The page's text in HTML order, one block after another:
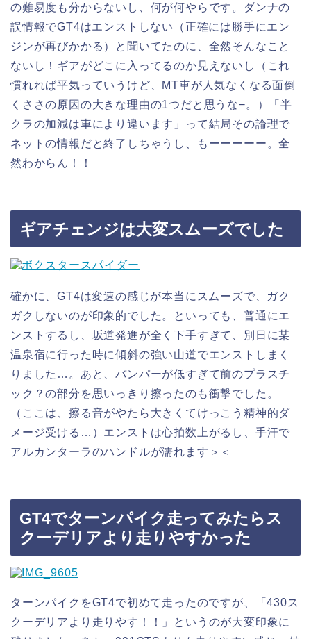
の難易度も分からないし、何が何やらです。ダンナの
誤情報でGT4はエンストしない（正確には勝手にエン
ジンが再びかかる）と聞いてたのに、全然そんなこと
ないし！ギアがどこに入ってるのか見えないし（これ
慣れれば平気っていうけど、MT車が人気なくなる面倒
くささの原因の大きな理由の1つだと思うな−。）「半
クラの加減は車により違います」って結局その論理で
ネットの情報だと終了しちゃうし、もーーーーー。全
然わからん！！
ギアチェンジは大変スムーズでした
確かに、GT4は変速の感じが本当にスムーズで、ガク
ガクしないのが印象的でした。といっても、普通にエ
ンストするし、坂道発進が全く下手すぎて、別日に某
温泉宿に行った時に傾斜の強い山道でエンストしまく
りました…。あと、バンパーが低すぎて前のプラスチ
ック？の部分を思いっきり擦ったのも衝撃でした。
（ここは、擦る音がやたら大きくてけっこう精神的ダ
メージ受ける…）エンストは心拍数上がるし、手汗で
アルカンターラのハンドルが濡れます＞＜
GT4でターンパイク走ってみたらス
クーデリアより走りやすかった
ターンパイクをGT4で初めて走ったのですが、「430ス
クーデリアより走りやす！！」というのが大変印象に